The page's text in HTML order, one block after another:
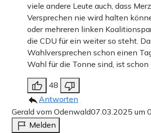
viele andere Leute auch, dass
Versprechen nie wird halten
oder mehreren linken
die CDU für ein weiter so steht.
Wahlversprechen schon einen
Wahl für die Tonne sind, ist schon
48
Antworten
Gerald vom Odenwald07.03.2025 um
Melden